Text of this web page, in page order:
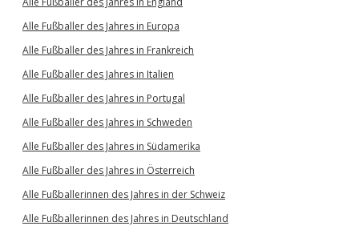
Alle Fußballer des Jahres in Europa
Alle Fußballer des Jahres in Frankreich
Alle Fußballer des Jahres in Italien
Alle Fußballer des Jahres in Portugal
Alle Fußballer des Jahres in Schweden
Alle Fußballer des Jahres in Südamerika
Alle Fußballer des Jahres in Österreich
Alle Fußballerinnen des Jahres in der Schweiz
Alle Fußballerinnen des Jahres in Deutschland